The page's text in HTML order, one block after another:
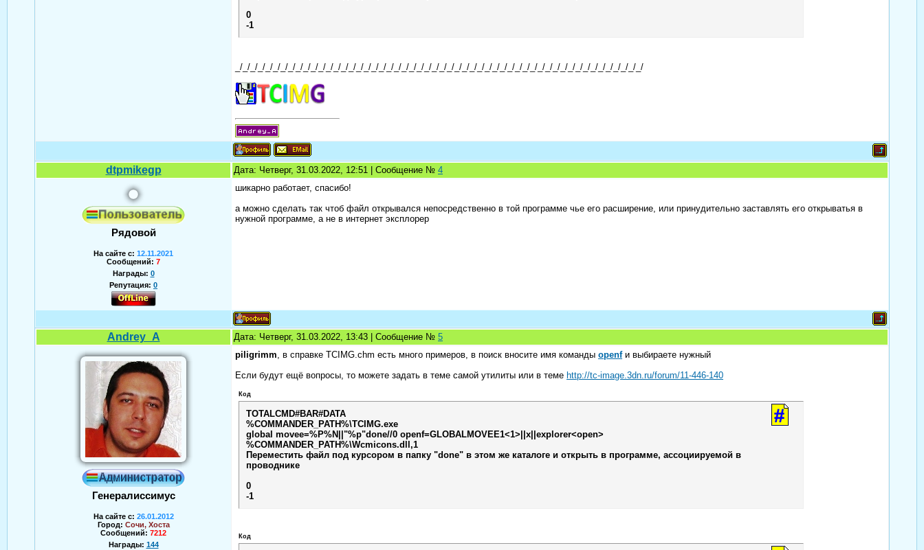
0
-1
_/_/_/_/_/_/_/_/_/_/_/_/_/_/_/_/_/_/_/_/_/_/_/_/_/_/_/_/_/_/_/_/_/_/_/_/_/_/_/_/_/_/_/_/_/_/_/_/_/_/_/_/_/_/
dtpmikegp Дата: Четверг, 31.03.2022, 12:51 | Сообщение № 4
Рядовой
На сайте с: 12.11.2021
Сообщений: 7
Награды: 0
Репутация: 0
шикарно работает, спасибо!
а можно сделать так чтоб файл открывался непосредственно в той программе чье его расширение, или принудительно заставлять его открыватья в
нужной программе, а не в интернет эксплорер
Andrey_A Дата: Четверг, 31.03.2022, 13:43 | Сообщение № 5
Генералиссимус
На сайте с: 26.01.2012
Город: Сочи, Хоста
Сообщений: 7212
Награды: 144
piligrimm, в справке TCIMG.chm есть много примеров, в поиск вносите имя команды openfи выбираете нужный
Если будут ещё вопросы, то можете задать в теме самой утилиты или в теме http://tc-image.3dn.ru/forum/11-446-140
Код
TOTALCMD#BAR#DATA
%COMMANDER_PATH%\TCIMG.exe
global movee=%P%N||"%p"done//0 openf=GLOBALMOVEE1<1>||x||explorer<open>
%COMMANDER_PATH%\Wcmicons.dll,1
Переместить файл под курсором в папку "done" в этом же каталоге и открыть в программе, ассоциируемой в
проводнике
0
-1
Код